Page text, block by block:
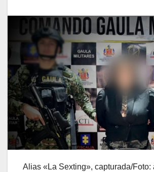
Alias «La Sexting», capturada/Foto: